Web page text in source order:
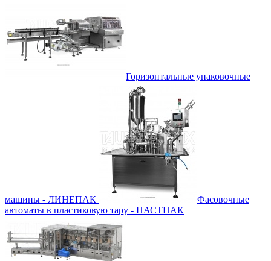
Горизонтальные упаковочные
машины - ЛИНЕПАК
Фасовочные
автоматы в пластиковую тару - ПАСТПАК